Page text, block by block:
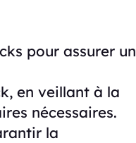
pour assurer un
en veillant à la
nécessaires.
la